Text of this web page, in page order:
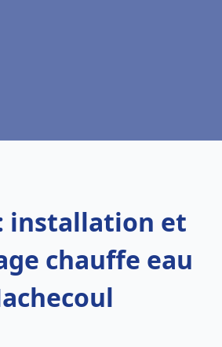
installation et
chauffe eau